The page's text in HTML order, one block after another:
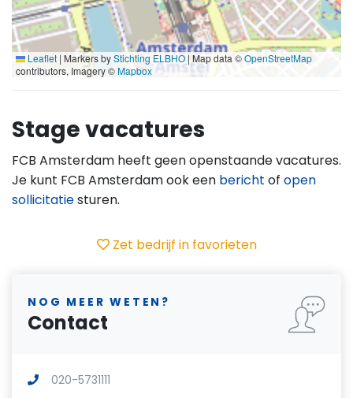
Leaflet | Markers byStichting ELBHO | Map data ©OpenStreetMap
contributors, Imagery ©Mapbox
Stage vacatures
FCB Amsterdam heeft geen openstaande vacatures.
Je kunt FCB Amsterdam ook een bericht of open
sollicitatiesturen.
Zet bedrijf in favorieten
NOG MEER WETEN?
Contact
020-5731111